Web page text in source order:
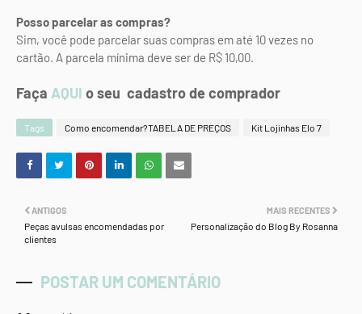
Posso parcelar as compras?
Sim, você pode parcelar suas compras em até 10 vezes no
cartão. A parcela mínima deve ser de R$ 10,00.
Faça AQUI o seu cadastro de comprador
Tags Como encomendar?TABELA DE PREÇOS Kit Lojinhas Elo 7
MAIS RECENTES
Personalização do Blog By Rosanna
ANTIGOS
Peças avulsas encomendadas por
clientes
POSTAR UM COMENTÁRIO